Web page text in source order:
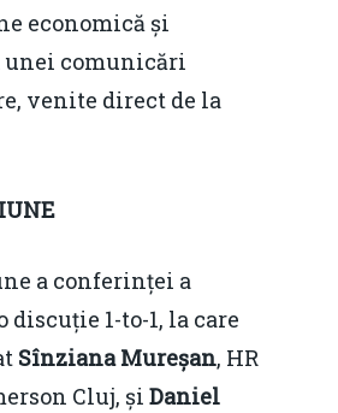
economică și
unei comunicări
venite direct de la
a conferinței a
discuție 1-to-1, la care
Sînziana Mureșan, HR
Cluj, și Daniel